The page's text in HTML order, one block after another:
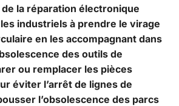
la réparation électronique
industriels à prendre le virage
en les accompagnant dans
des outils de
ou remplacer les pièces
éviter l’arrêt de lignes de
l’obsolescence des parcs